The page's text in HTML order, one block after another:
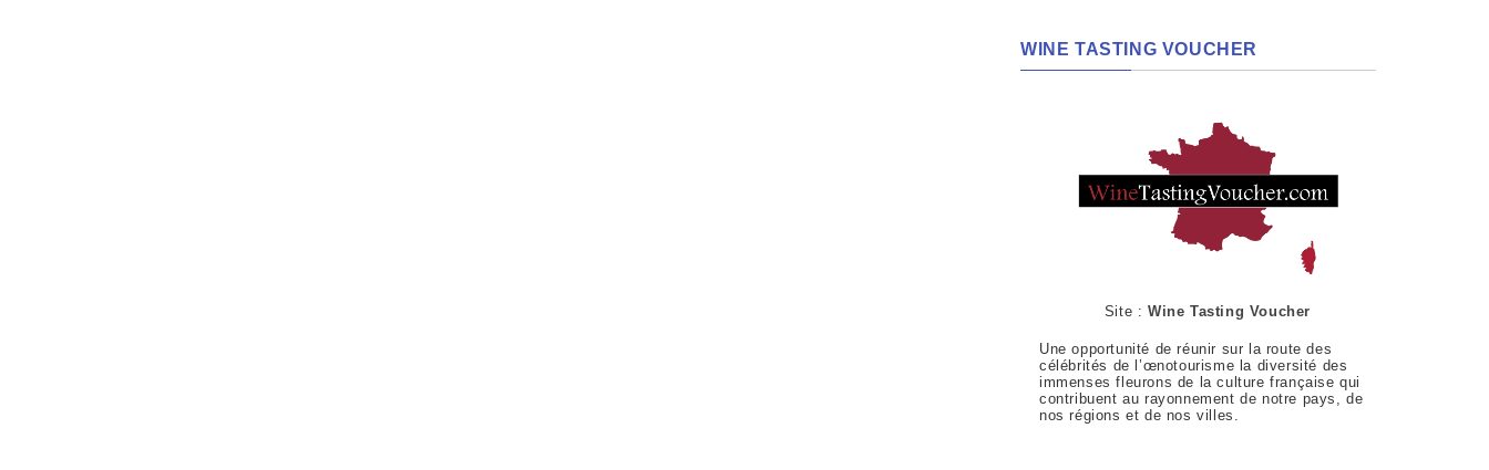
WINE TASTING VOUCHER
Site :Wine Tasting Voucher
Une opportunité de réunir sur la route des
célébrités de l’œnotourisme la diversité des
immenses fleurons de la culture française qui
contribuent au rayonnement de notre pays, de
nos régions et de nos villes.